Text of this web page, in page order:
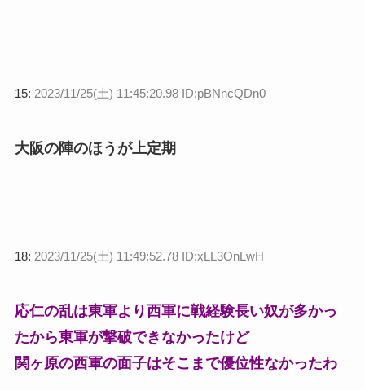
15: 2023/11/25(土) 11:45:20.98 ID:pBNncQDn0
大阪の陣のほうが上定期
18: 2023/11/25(土) 11:49:52.78 ID:xLL3OnLwH
応仁の乱は東軍より西軍に戦経験長い奴が多かっ
たから東軍が撃破できなかったけど
関ヶ原の西軍の面子はそこまで優位性なかったわ